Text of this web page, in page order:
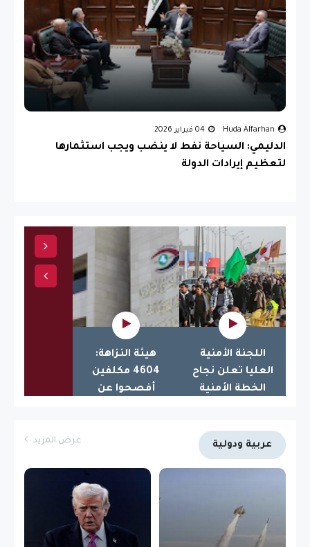
Huda Alfarhan 04 فبراير 2026
الدليمي: السياحة نفط لا ينضب ويجب استثمارها
لتعظيم إيرادات الدولة
اللجنة الأمنية
العليا تعلن نجاح
الخطة الأمنية
هيئة النزاهة:
4604 مكلفين
أفصحوا عن
عربية ودولية عرض المزيد